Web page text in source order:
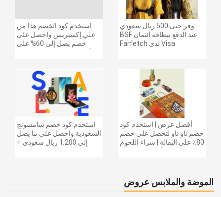
استخدم كود الخصم هذا من
علي إكسبريس واحصل على
خصم يصل إلى 60% على
بقيمة 155 دولارًا أمريكيًا على
الطلبات التي تزيد قيمتها عن
1425 ريالًا سعوديًا | شحن مج
وفر حتى 500 ريال سعودي
عند الدفع ببطاقة ائتمان BSF
Visa لدى Farfetch
استخدم كود خصم سامسونج
السعودية واحصل على ما يصل
إلى 1,200 ريال سعودي +
أفضل عرض | استخدم كود
خصم ناو ناو لتحصل على خصم
80٪ على البقالة | شراء اللحوم
الموضة والملابس عروض